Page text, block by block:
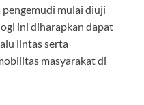
mulai diuji
ini diharapkan dapat
lintas serta
masyarakat di